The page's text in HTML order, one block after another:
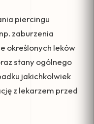
piercingu
zaburzenia
określonych leków
stany ogólnego
jakichkolwiek
z lekarzem przed